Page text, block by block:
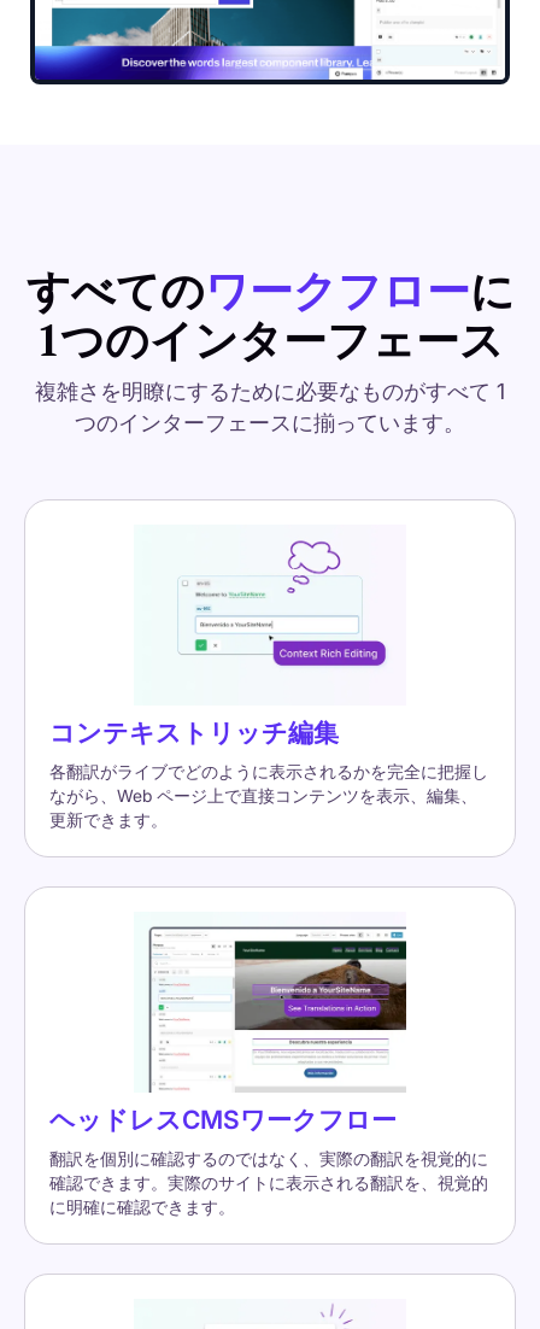
すべてのワークフローに
1つのインターフェース
複雑さを明瞭にするために必要なものがすべて 1
つのインターフェースに揃っています。
コンテキストリッチ編集
各翻訳がライブでどのように表示されるかを完全に把握し
ながら、Web ページ上で直接コンテンツを表示、編集、
更新できます。
ヘッドレスCMSワークフロー
翻訳を個別に確認するのではなく、実際の翻訳を視覚的に
確認できます。実際のサイトに表示される翻訳を、視覚的
に明確に確認できます。